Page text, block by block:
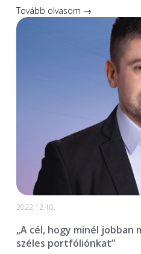
Tovább olvasom →
2022.12.10.
„A cél, hogy minél jobban
széles portfóliónkat”